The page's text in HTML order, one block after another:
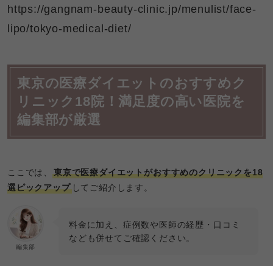
https://gangnam-beauty-clinic.jp/menulist/face-
lipo/tokyo-medical-diet/
東京の医療ダイエットのおすすめク
リニック18院！満足度の高い医院を
編集部が厳選
ここでは、東京で医療ダイエットがおすすめのクリニックを18
選ピックアップしてご紹介します。
編集部
料金に加え、症例数や医師の経歴・口コミ
なども併せてご確認ください。